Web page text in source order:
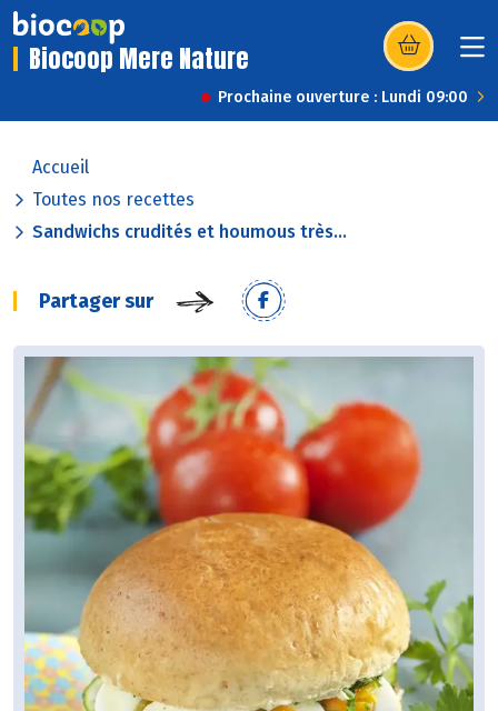
Biocoop Mere Nature (s’ouvre dans
Prochaine ouverture : Lundi 09:00
Accueil
Toutes nos recettes
Sandwichs crudités et houmous très...
Partager sur